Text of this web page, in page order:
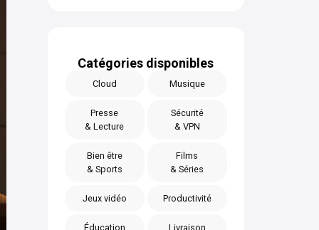
Catégories disponibles
Cloud Musique
Presse
& Lecture
Sécurité
& VPN
Bien être
& Sports
Films
& Séries
Jeux vidéo Productivité
Éducation Livraison